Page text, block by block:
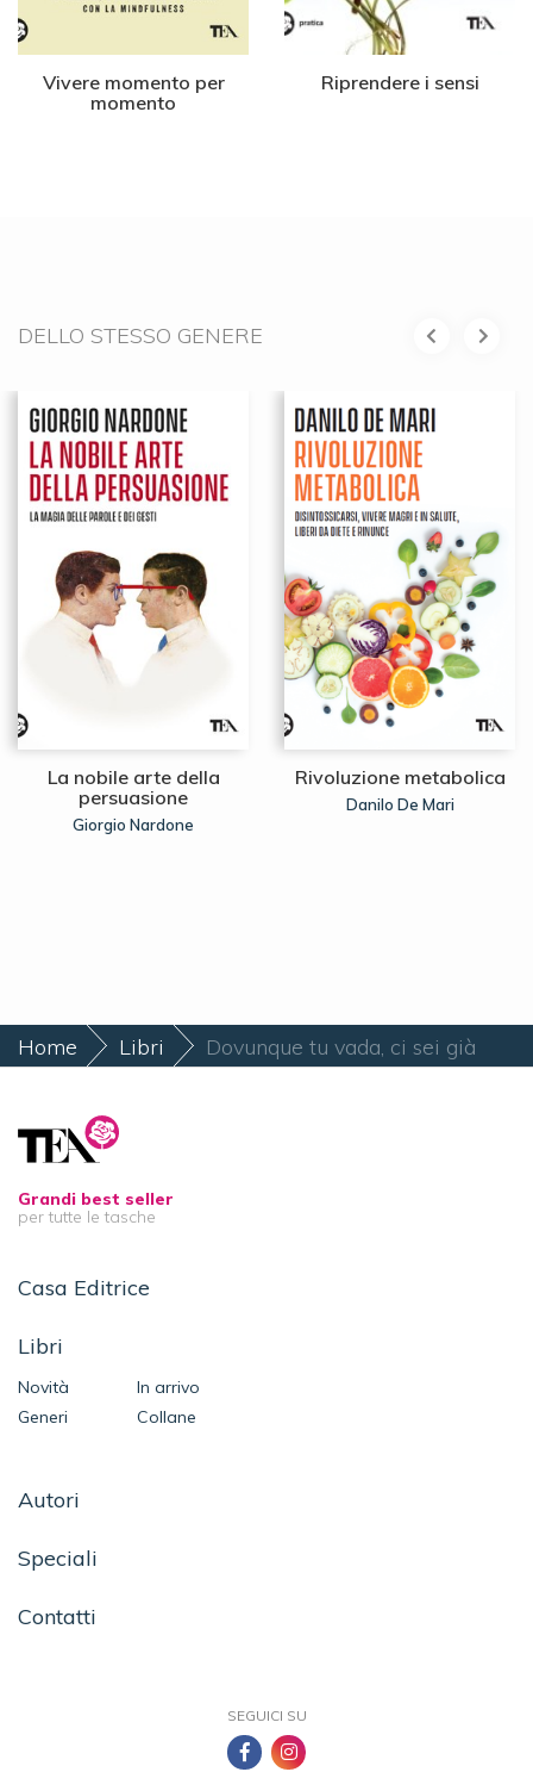
Vivere momento per
momento
Riprendere i sensi
DELLO STESSO GENERE
La nobile arte della
persuasione
Giorgio Nardone
Rivoluzione metabolica
Danilo De Mari
Home Libri Dovunque tu vada, ci sei già
Grandi best seller
per tutte le tasche
Casa Editrice
Libri
Novità
In arrivo
Generi
Collane
Autori
Speciali
Contatti
SEGUICI SU